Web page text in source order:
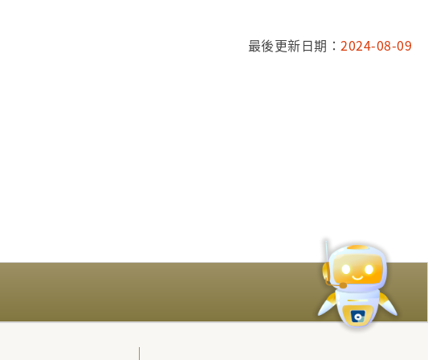
最後更新日期： 2024-08-09